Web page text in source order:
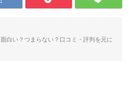
白い？つまらない？口コミ・評判を元に